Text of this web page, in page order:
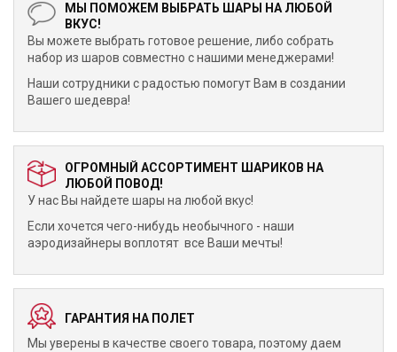
МЫ ПОМОЖЕМ ВЫБРАТЬ ШАРЫ НА ЛЮБОЙ
ВКУС!
Вы можете выбрать готовое решение, либо собрать
набор из шаров совместно с нашими менеджерами!
Наши сотрудники с радостью помогут Вам в создании
Вашего шедевра!
ОГРОМНЫЙ АССОРТИМЕНТ ШАРИКОВ НА
ЛЮБОЙ ПОВОД!
У нас Вы найдете шары на любой вкус!
Если хочется чего-нибудь необычного - наши
аэродизайнеры воплотят все Ваши мечты!
ГАРАНТИЯ НА ПОЛЕТ
Мы уверены в качестве своего товара, поэтому даем